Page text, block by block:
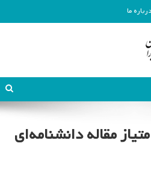
درباره ما
درسی ایران
مقاله دانشنامه‌ای